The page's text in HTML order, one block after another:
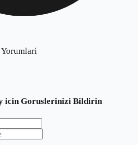
Yorumlari
icin Goruslerinizi Bildirin